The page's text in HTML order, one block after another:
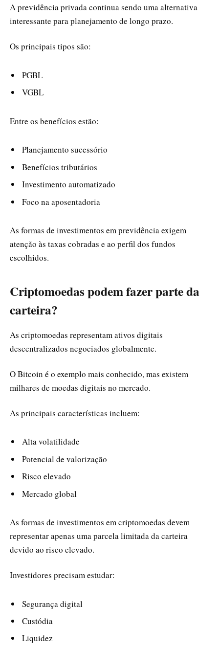
A previdência privada continua sendo uma alternativa
interessante para planejamento de longo prazo.
Os principais tipos são:
PGBL
VGBL
Entre os benefícios estão:
Planejamento sucessório
Benefícios tributários
Investimento automatizado
Foco na aposentadoria
As formas de investimentos em previdência exigem
atenção às taxas cobradas e ao perfil dos fundos
escolhidos.
Criptomoedas podem fazer parte da
carteira?
As criptomoedas representam ativos digitais
descentralizados negociados globalmente.
O Bitcoin é o exemplo mais conhecido, mas existem
milhares de moedas digitais no mercado.
As principais características incluem:
Alta volatilidade
Potencial de valorização
Risco elevado
Mercado global
As formas de investimentos em criptomoedas devem
representar apenas uma parcela limitada da carteira
devido ao risco elevado.
Investidores precisam estudar:
Segurança digital
Custódia
Liquidez